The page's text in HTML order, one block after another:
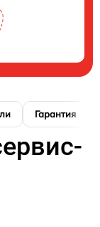
Гарантия